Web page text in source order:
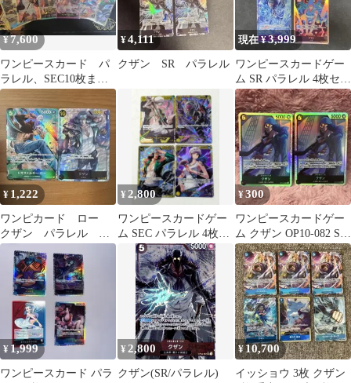
¥7,600
ワンピースカード パ
ラレル、SEC10枚まと
め売り！
¥4,111
クザン SR パラレル
現在 ¥3,999
ワンピースカードゲー
ム SR パラレル 4枚セッ
ト
¥ 1,222
ワンピカード ロー
クザン パラレル セ
ット
¥ 2,800
ワンピースカードゲー
ム SEC パラレル 4枚セ
ット
¥300
ワンピースカードゲー
ム クザン OP10-082 SR
パラレル セット
¥ 1,999
ワンピースカード パラ
¥ 2,800
クザン(SR/パラレル)
¥10,700
イッショウ 3枚 クザン